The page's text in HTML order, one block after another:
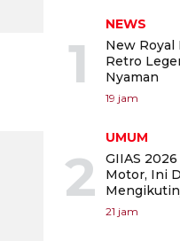
1
NEWS
New Royal
Retro
Nyaman
19 jam
2
UMUM
GIIAS
Motor, Ini
21 jam